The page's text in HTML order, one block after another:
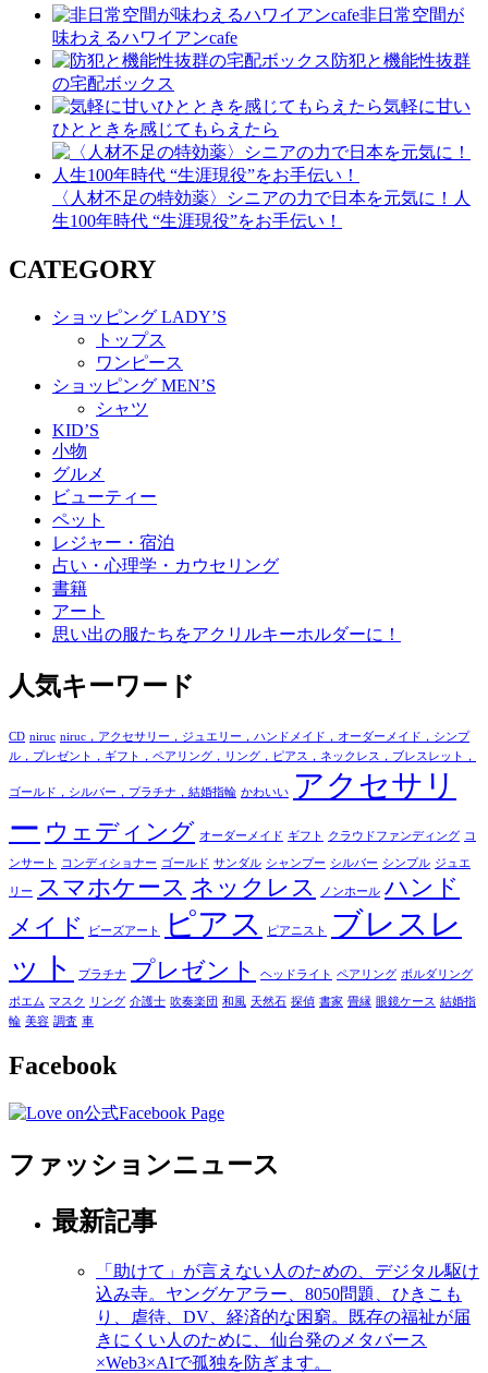
非日常空間が
味わえるハワイアンcafe
防犯と機能性抜群
の宅配ボックス
気軽に甘い
ひとときを感じてもらえたら
〈人材不足の特効薬〉シニアの力で日本を元気に！人
生100年時代 “生涯現役”をお手伝い！
CATEGORY
ショッピング LADY’S
トップス
ワンピース
ショッピング MEN’S
シャツ
KID’S
小物
グルメ
ビューティー
ペット
レジャー・宿泊
占い・心理学・カウセリング
書籍
アート
思い出の服たちをアクリルキーホルダーに！
人気キーワード
CD niruc niruc，アクセサリー，ジュエリー，ハンドメイド，オーダーメイド，シンプ
ル，プレゼント，ギフト，ペアリング，リング，ピアス，ネックレス，ブレスレット，
ゴールド，シルバー，プラチナ，結婚指輪 かわいい
アクセサリ
ー ウェディング オーダーメイド ギフト クラウドファンディング コ
ンサート コンディショナー ゴールド サンダル シャンプー シルバー シンプル ジュエ
リー スマホケース ネックレス ノンホール ハンド
メイド
ビーズアート ピアス ピアニスト
ブレスレ
ット
プラチナ プレゼント ヘッドライト ペアリング ボルダリング
ポエム マスク リング 介護士 吹奏楽団 和風 天然石 探偵 書家 畳縁 眼鏡ケース 結婚指
輪 美容 調査 車
Facebook
ファッションニュース
最新記事
「助けて」が言えない人のための、デジタル駆け
込み寺。ヤングケアラー、8050問題、ひきこも
り、虐待、DV、経済的な困窮。既存の福祉が届
きにくい人のために、仙台発のメタバース
×Web3×AIで孤独を防ぎます。